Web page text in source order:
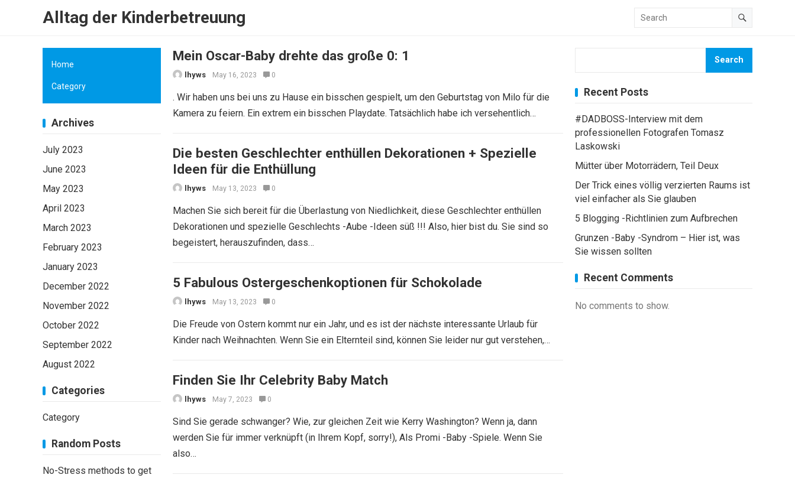
Alltag der Kinderbetreuung
Mein Oscar-Baby drehte das große 0: 1
lhyws May 16, 2023 0
. Wir haben uns bei uns zu Hause ein bisschen gespielt, um den Geburtstag von Milo für die
Kamera zu feiern. Ein extrem ein bisschen Playdate. Tatsächlich habe ich versehentlich…
Die besten Geschlechter enthüllen Dekorationen + Spezielle
Ideen für die Enthüllung
lhyws May 13, 2023 0
Machen Sie sich bereit für die Überlastung von Niedlichkeit, diese Geschlechter enthüllen
Dekorationen und spezielle Geschlechts -Aube -Ideen süß !!! Also, hier bist du. Sie sind so
begeistert, herauszufinden, dass…
5 Fabulous Ostergeschenkoptionen für Schokolade
lhyws May 13, 2023 0
Die Freude von Ostern kommt nur ein Jahr, und es ist der nächste interessante Urlaub für
Kinder nach Weihnachten. Wenn Sie ein Elternteil sind, können Sie leider nur gut verstehen,…
Finden Sie Ihr Celebrity Baby Match
lhyws May 7, 2023 0
Sind Sie gerade schwanger? Wie, zur gleichen Zeit wie Kerry Washington? Wenn ja, dann
werden Sie für immer verknüpft (in Ihrem Kopf, sorry!), Als Promi -Baby -Spiele. Wenn Sie
also…
Search
Recent Posts
#DADBOSS-Interview mit dem
professionellen Fotografen Tomasz
Laskowski
Mütter über Motorrädern, Teil Deux
Der Trick eines völlig verzierten Raums ist
viel einfacher als Sie glauben
5 Blogging -Richtlinien zum Aufbrechen
Grunzen -Baby -Syndrom – Hier ist, was
Sie wissen sollten
Recent Comments
No comments to show.
Home
Category
Archives
July 2023
June 2023
May 2023
April 2023
March 2023
February 2023
January 2023
December 2022
November 2022
October 2022
September 2022
August 2022
Categories
Category
Random Posts
No-Stress methods to get